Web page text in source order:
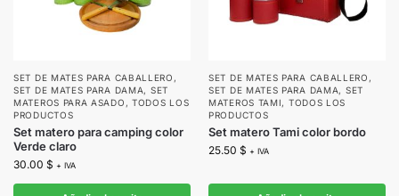
SET DE MATES PARA CABALLERO ,
SET DE MATES PARA DAMA, SET
MATEROS PARA ASADO ,TODOS LOS
PRODUCTOS
Set matero para camping color
Verde claro
30.00 $ + IVA
SET DE MATES PARA CABALLERO ,
SET DE MATES PARA DAMA, SET
MATEROS TAMI, TODOS LOS
PRODUCTOS
Set matero Tami color bordo
25.50 $ + IVA